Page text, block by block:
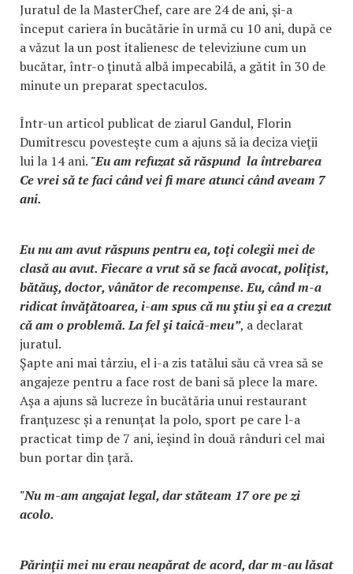
Juratul de la MasterChef, care are 24 de ani, şi-a
început cariera în bucătărie în urmă cu 10 ani, după ce
a văzut la un post italienesc de televiziune cum un
bucătar, într-o ţinută albă impecabilă, a gătit în 30 de
minute un preparat spectaculos.
Într-un articol publicat de ziarul Gandul, Florin
Dumitrescu povesteşte cum a ajuns să ia deciza vieţii
lui la 14 ani. "Eu am refuzat să răspund la întrebarea
Ce vrei să te faci când vei fi mare atunci când aveam 7
ani.
Eu nu am avut răspuns pentru ea, toţi colegii mei de
clasă au avut. Fiecare a vrut să se facă avocat, poliţist,
bătăuş, doctor, vânător de recompense. Eu, când m-a
ridicat învăţătoarea, i-am spus că nu ştiu şi ea a crezut
că am o problemă. La fel şi taică-meu”, a declarat
juratul.
Şapte ani mai târziu, el i-a zis tatălui său că vrea să se
angajeze pentru a face rost de bani să plece la mare.
Aşa a ajuns să lucreze în bucătăria unui restaurant
franţuzesc și a renunţat la polo, sport pe care l-a
practicat timp de 7 ani, ieşind în două rânduri cel mai
bun portar din ţară.
"Nu m-am angajat legal, dar stăteam 17 ore pe zi
acolo.
Părinţii mei nu erau neapărat de acord, dar m-au lăsat